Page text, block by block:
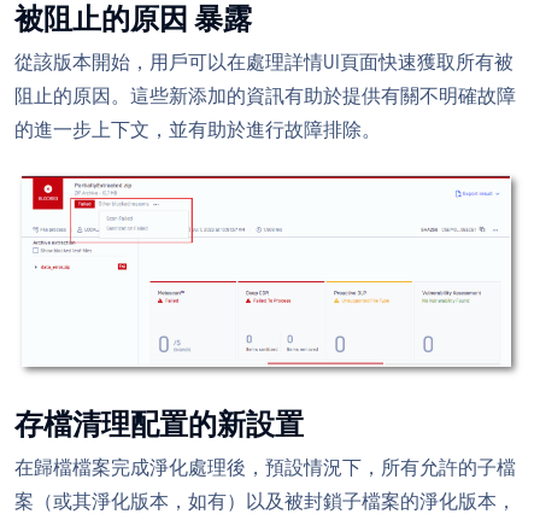
被阻止的原因 暴露
從該版本開始，用戶可以在處理詳情UI頁面快速獲取所有被
阻止的原因。這些新添加的資訊有助於提供有關不明確故障
的進一步上下文，並有助於進行故障排除。
存檔清理配置的新設置
在歸檔檔案完成淨化處理後，預設情況下，所有允許的子檔
案（或其淨化版本，如有）以及被封鎖子檔案的淨化版本，